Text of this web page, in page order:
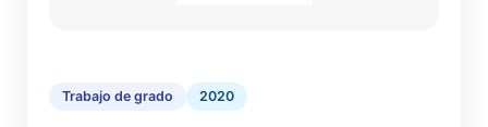
Trabajo de grado 2020